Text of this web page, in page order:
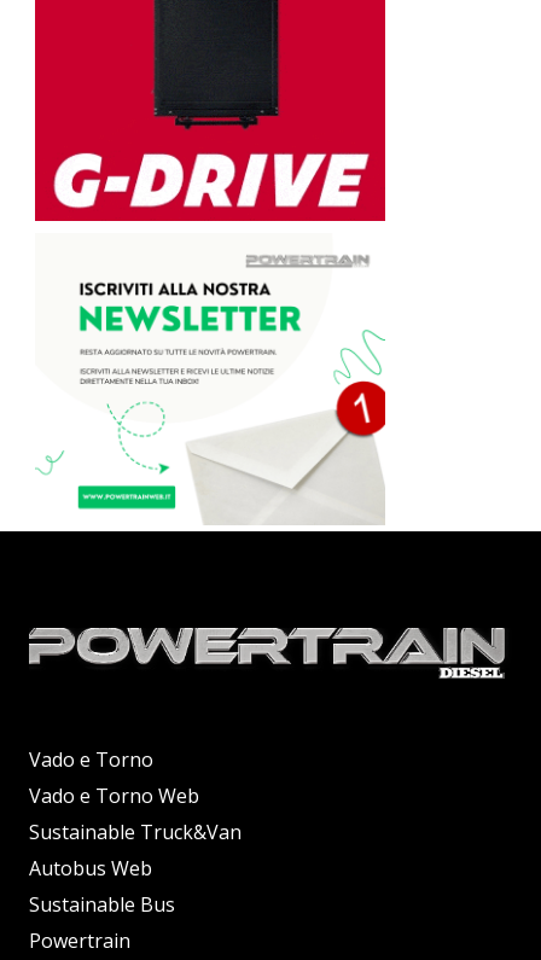
Vado e Torno
Vado e Torno Web
Sustainable Truck&Van
Autobus Web
Sustainable Bus
Powertrain